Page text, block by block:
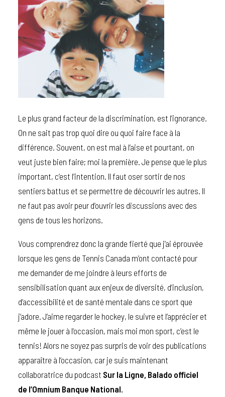
Le plus grand facteur de la discrimination, est l’ignorance.
On ne sait pas trop quoi dire ou quoi faire face à la
différence. Souvent, on est mal à l’aise et pourtant, on
veut juste bien faire; moi la première. Je pense que le plus
important, c’est l’intention. Il faut oser sortir de nos
sentiers battus et se permettre de découvrir les autres. Il
ne faut pas avoir peur d’ouvrir les discussions avec des
gens de tous les horizons.
Vous comprendrez donc la grande fierté que j’ai éprouvée
lorsque les gens de Tennis Canada m’ont contacté pour
me demander de me joindre à leurs efforts de
sensibilisation quant aux enjeux de diversité, d’inclusion,
d’accessibilité et de santé mentale dans ce sport que
j’adore. J’aime regarder le hockey, le suivre et l’apprécier et
même le jouer à l’occasion, mais moi mon sport, c’est le
tennis! Alors ne soyez pas surpris de voir des publications
apparaître à l’occasion, car je suis maintenant
collaboratrice du podcast Sur la Ligne, Balado officiel
de l’Omnium Banque National.